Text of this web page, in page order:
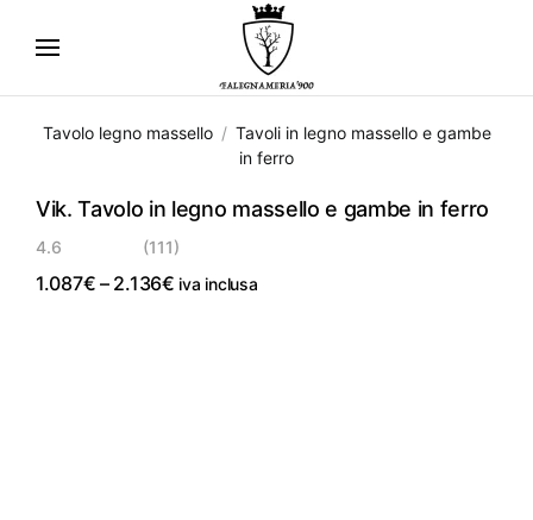
to
main
Tavolo legno massello
Tavoli in legno massello e gambe
in ferro
Vik. Tavolo in legno massello e gambe in ferro
4.6 (111)
1.087€ – 2.136€Fascia
iva inclusa